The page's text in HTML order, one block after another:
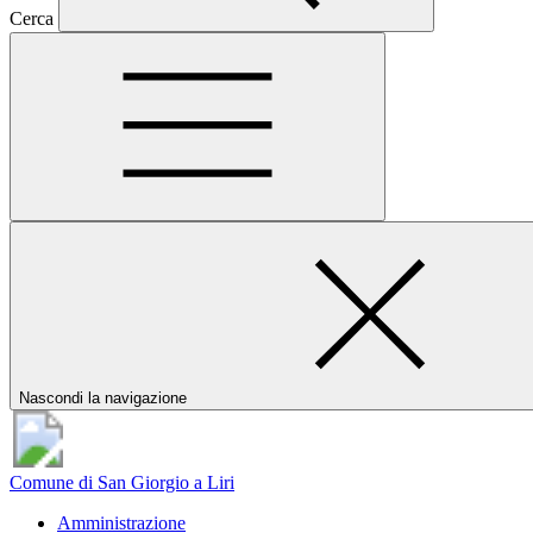
Cerca
Nascondi la navigazione
Comune di San Giorgio a Liri
Amministrazione